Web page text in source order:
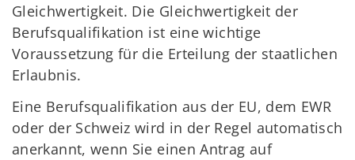
Gleichwertigkeit. Die Gleichwertigkeit der
Berufsqualifikation ist eine wichtige
Voraussetzung für die Erteilung der staatlichen
Erlaubnis.
Eine Berufsqualifikation aus der EU, dem EWR
oder der Schweiz wird in der Regel automatisch
anerkannt, wenn Sie einen Antrag auf